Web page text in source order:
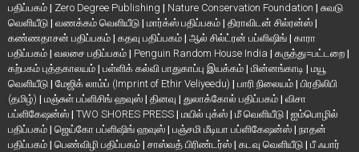
பதிப்பகம் | Zero Degree Publishing | Nature Conservation Foundation | சுவடு
வெளியீடு | வணக்கம் வெளியீடு | மார்க்ஸ் பதிப்பகம் | திராவிடன் சில்ரன்ஸ் |
கண்ணதாசன் பதிப்பகம் | கதவு பதிப்பகம் | ஆல் சில்ட்ரன் பப்ளிஷிங் | காரா
பதிப்பகம் | வலசை பதிப்பகம் | Penguin Random House India | கருத்து=பட்டறை |
கற்பகம் புத்தகாலயம் | பள்ளிக் கல்வி பாதுகாப்பு இயக்கம் | மின்னங்காடி | மயூ
வெளியீடு | மேஜிக் லாம்ப் (Imprint of Ethir Veliyeedu) | பாரி நிலையம் | பிரதிலிபி
(தமிழ்) | மஞ்சுள் பப்ளிசிங் ஹவுஸ் | தினவு | துலாக்கோல் பதிப்பகம் | விசா
பப்ளிகேஷன்ஸ் | TWO SHORES PRESS | மயில் புக்ஸ் | மீ வெளியீடு | ஐம்பொழில்
பதிப்பகம் | ஜெய்கோ பப்ளிஷிங் ஹவுஸ் | பஞ்சமி மீடியா பப்ளிகேஷன்ஸ் | நாதன்
பதிப்பகம் | பெண்விழி பதிப்பகம் | சாஸ்வத் பிரிண்டர்ஸ் | கடவு வெளியீடு | பீ ஃபார்